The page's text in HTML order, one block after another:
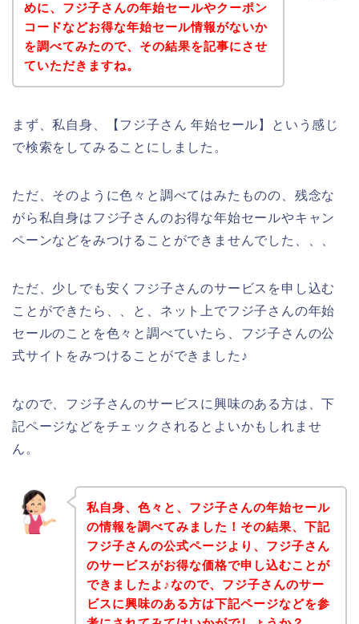
めに、フジ子さんの年始セールやクーポン
コードなどお得な年始セール情報がないか
を調べてみたので、その結果を記事にさせ
ていただきますね。
まず、私自身、【フジ子さん 年始セール】という感じ
で検索をしてみることにしました。
ただ、そのように色々と調べてはみたものの、残念な
がら私自身はフジ子さんのお得な年始セールやキャン
ペーンなどをみつけることができませんでした、、、
ただ、少しでも安くフジ子さんのサービスを申し込む
ことができたら、、と、ネット上でフジ子さんの年始
セールのことを色々と調べていたら、フジ子さんの公
式サイトをみつけることができました♪
なので、フジ子さんのサービスに興味のある方は、下
記ページなどをチェックされるとよいかもしれませ
ん。
私自身、色々と、フジ子さんの年始セール
の情報を調べてみました！その結果、下記
フジ子さんの公式ページより、フジ子さん
のサービスがお得な価格で申し込むことが
できましたよ♪なので、フジ子さんのサー
ビスに興味のある方は下記ページなどを参